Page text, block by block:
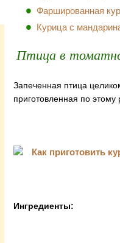
Фаршированная
Курица с
Птица в
Запеченная птица
приготовленная по
Ингредиенты: